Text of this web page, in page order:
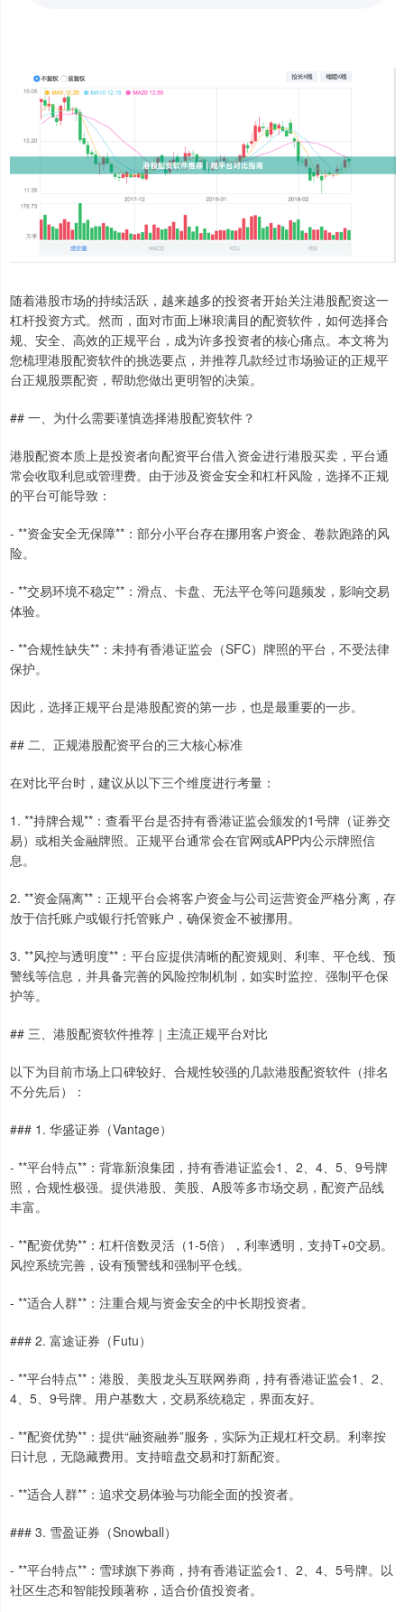
随着港股市场的持续活跃，越来越多的投资者开始关注港股配资这一
杠杆投资方式。然而，面对市面上琳琅满目的配资软件，如何选择合
规、安全、高效的正规平台，成为许多投资者的核心痛点。本文将为
您梳理港股配资软件的挑选要点，并推荐几款经过市场验证的正规平
台正规股票配资，帮助您做出更明智的决策。
## 一、为什么需要谨慎选择港股配资软件？
港股配资本质上是投资者向配资平台借入资金进行港股买卖，平台通
常会收取利息或管理费。由于涉及资金安全和杠杆风险，选择不正规
的平台可能导致：
- **资金安全无保障**：部分小平台存在挪用客户资金、卷款跑路的风
险。
- **交易环境不稳定**：滑点、卡盘、无法平仓等问题频发，影响交易
体验。
- **合规性缺失**：未持有香港证监会（SFC）牌照的平台，不受法律
保护。
因此，选择正规平台是港股配资的第一步，也是最重要的一步。
## 二、正规港股配资平台的三大核心标准
在对比平台时，建议从以下三个维度进行考量：
1. **持牌合规**：查看平台是否持有香港证监会颁发的1号牌（证券交
易）或相关金融牌照。正规平台通常会在官网或APP内公示牌照信
息。
2. **资金隔离**：正规平台会将客户资金与公司运营资金严格分离，存
放于信托账户或银行托管账户，确保资金不被挪用。
3. **风控与透明度**：平台应提供清晰的配资规则、利率、平仓线、预
警线等信息，并具备完善的风险控制机制，如实时监控、强制平仓保
护等。
## 三、港股配资软件推荐｜主流正规平台对比
以下为目前市场上口碑较好、合规性较强的几款港股配资软件（排名
不分先后）：
### 1. 华盛证券（Vantage）
- **平台特点**：背靠新浪集团，持有香港证监会1、2、4、5、9号牌
照，合规性极强。提供港股、美股、A股等多市场交易，配资产品线
丰富。
- **配资优势**：杠杆倍数灵活（1-5倍），利率透明，支持T+0交易。
风控系统完善，设有预警线和强制平仓线。
- **适合人群**：注重合规与资金安全的中长期投资者。
### 2. 富途证券（Futu）
- **平台特点**：港股、美股龙头互联网券商，持有香港证监会1、2、
4、5、9号牌。用户基数大，交易系统稳定，界面友好。
- **配资优势**：提供“融资融券”服务，实际为正规杠杆交易。利率按
日计息，无隐藏费用。支持暗盘交易和打新配资。
- **适合人群**：追求交易体验与功能全面的投资者。
### 3. 雪盈证券（Snowball）
- **平台特点**：雪球旗下券商，持有香港证监会1、2、4、5号牌。以
社区生态和智能投顾著称，适合价值投资者。